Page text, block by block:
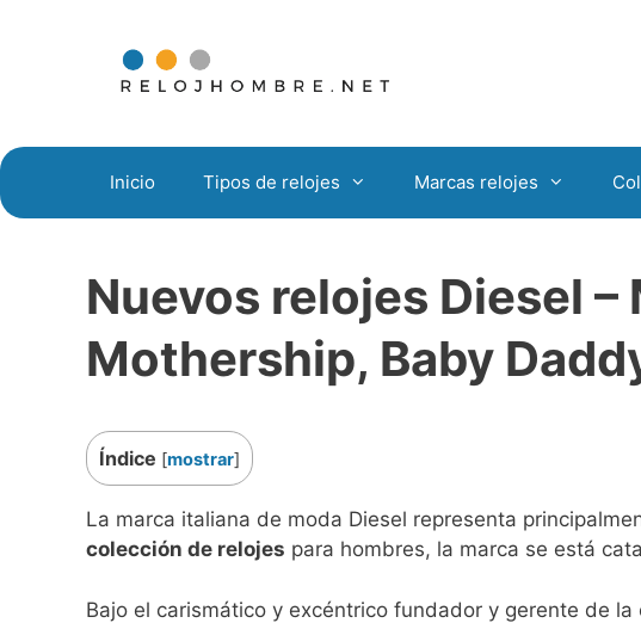
Inicio Tipos de relojes Marcas relojes
Nuevos relojes Diesel –
Mothership, Baby
Índice [mostrar]
La marca italiana de moda Diesel representa
colección de relojes para hombres, la marca se está
Bajo el carismático y excéntrico fundador y gerente de